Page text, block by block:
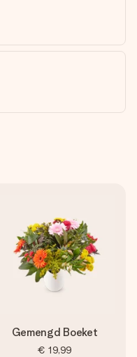
Gemengd Boeket
€ 19,99